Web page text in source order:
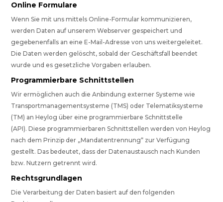
Online Formulare
Wenn Sie mit uns mittels Online-Formular kommunizieren,
werden Daten auf unserem Webserver gespeichert und
gegebenenfalls an eine E-Mail-Adresse von uns weitergeleitet.
Die Daten werden gelöscht, sobald der Geschäftsfall beendet
wurde und es gesetzliche Vorgaben erlauben.
Programmierbare Schnittstellen
Wir ermöglichen auch die Anbindung externer Systeme wie
Transportmanagementsysteme (TMS) oder Telematiksysteme
(TM) an Heylog über eine programmierbare Schnittstelle
(API). Diese programmierbaren Schnittstellen werden von Heylog
nach dem Prinzip der „Mandatentrennung“ zur Verfügung
gestellt. Das bedeutet, dass der Datenaustausch nach Kunden
bzw. Nutzern getrennt wird.
Rechtsgrundlagen
Die Verarbeitung der Daten basiert auf den folgenden